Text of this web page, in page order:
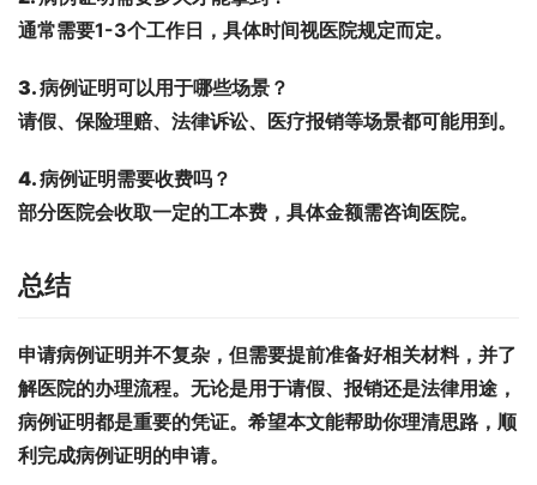
通常需要1-3个工作日，具体时间视医院规定而定。
3. 病例证明可以用于哪些场景？
请假、保险理赔、法律诉讼、医疗报销等场景都可能用到。
4. 病例证明需要收费吗？
部分医院会收取一定的工本费，具体金额需咨询医院。
总结
申请病例证明并不复杂，但需要提前准备好相关材料，并了
解医院的办理流程。无论是用于请假、报销还是法律用途，
病例证明都是重要的凭证。希望本文能帮助你理清思路，顺
利完成病例证明的申请。